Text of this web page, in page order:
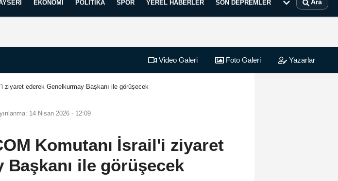
EKONOMI POLITIKA SPOR YEREL HABERLER SON DEPREMLER Ara
Video Galeri Foto Galeri Yazarlar
ziyaret ederek Genelkurmay Başkanı ile görüşecek
14 Nisan 2026 - 12:09
Komutanı İsrail'i ziyaret
ile görüşecek